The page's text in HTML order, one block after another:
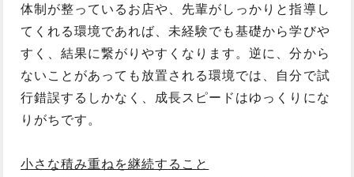
体制が整っているお店や、先輩がしっかりと指導し
てくれる環境であれば、未経験でも基礎から学びや
すく、結果に繋がりやすくなります。逆に、分から
ないことがあっても放置される環境では、自分で試
行錯誤するしかなく、成長スピードはゆっくりにな
りがちです。
小さな積み重ねを継続すること